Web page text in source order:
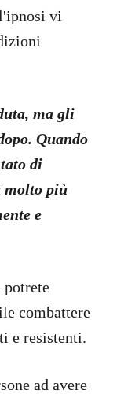
vi
ma gli
Quando
di
molto più
e
potrete
combattere
e resistenti.
ad avere